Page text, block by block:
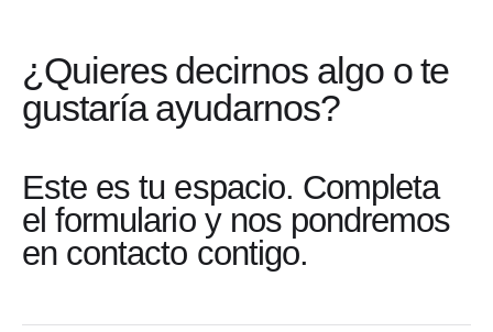
¿Quieres decirnos algo o te
gustaría ayudarnos?
Este es tu espacio. Completa
el formulario y nos pondremos
en contacto contigo.